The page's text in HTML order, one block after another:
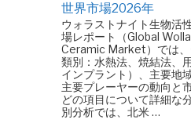
世界市場2026年
ウォラストナイト生物活
場レポート（Global
Ceramic Market）では
類別：水熱法、焼結法、
インプラント）、主要地
主要プレーヤーの動向と
どの項目について詳細な
別分析では、北米 …